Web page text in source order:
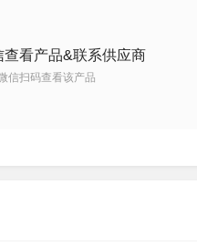
查看产品&联系供应商
信扫码查看该产品